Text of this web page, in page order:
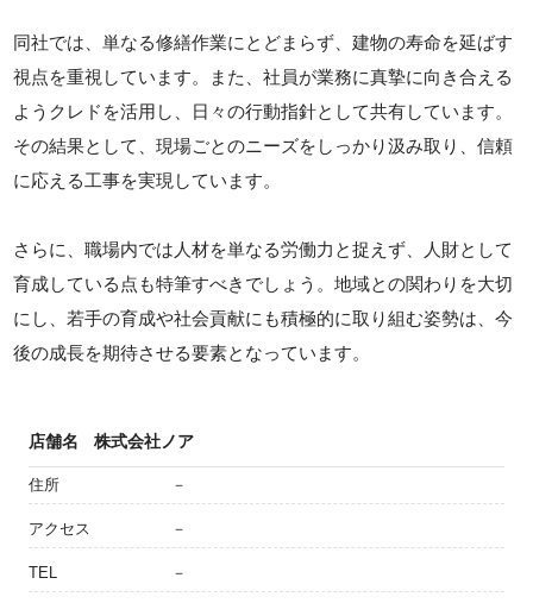
同社では、単なる修繕作業にとどまらず、建物の寿命を延ばす
視点を重視しています。また、社員が業務に真摯に向き合える
ようクレドを活用し、日々の行動指針として共有しています。
その結果として、現場ごとのニーズをしっかり汲み取り、信頼
に応える工事を実現しています。
さらに、職場内では人材を単なる労働力と捉えず、人財として
育成している点も特筆すべきでしょう。地域との関わりを大切
にし、若手の育成や社会貢献にも積極的に取り組む姿勢は、今
後の成長を期待させる要素となっています。
店舗名 株式会社ノア
住所 －
アクセス －
TEL －